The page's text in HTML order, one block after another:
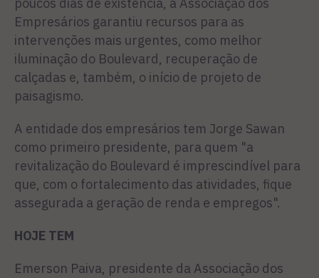
poucos dias de existência, a Associação dos
Empresários garantiu recursos para as
intervenções mais urgentes, como melhor
iluminação do Boulevard, recuperação de
calçadas e, também, o início de projeto de
paisagismo.
A entidade dos empresários tem Jorge Sawan
como primeiro presidente, para quem "a
revitalização do Boulevard é imprescindível para
que, com o fortalecimento das atividades, fique
assegurada a geração de renda e empregos".
HOJE TEM
Emerson Paiva, presidente da Associação dos